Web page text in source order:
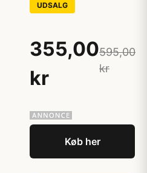
UDSALG
355,00
kr
595,00
kr
Køb her